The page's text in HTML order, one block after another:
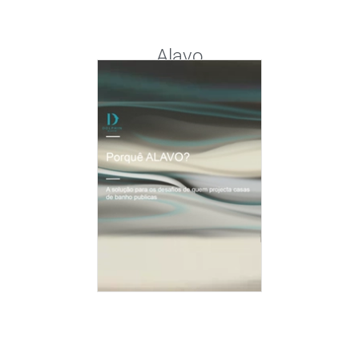
Alavo